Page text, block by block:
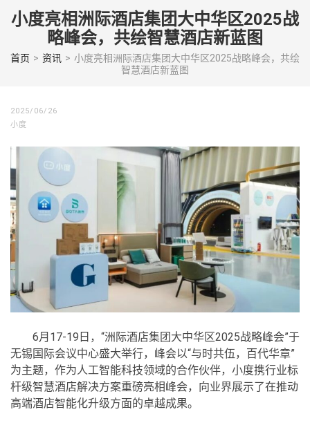
Skip
(Press
小度亮相洲际酒店集团大中华区2025战
略峰会，共绘智慧酒店新蓝图
首页 > 资讯 > 小度亮相洲际酒店集团大中华区2025战略峰会，共绘
智慧酒店新蓝图
2025/06/26
小度
6月17-19日，“洲际酒店集团大中华区2025战略峰会”于
无锡国际会议中心盛大举行，峰会以“与时共伍，百代华章”
为主题，作为人工智能科技领域的合作伙伴，小度携行业标
杆级智慧酒店解决方案重磅亮相峰会，向业界展示了在推动
高端酒店智能化升级方面的卓越成果。